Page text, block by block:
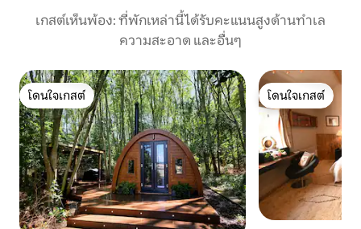
เกสต์เห็นพ้อง: ที่พักเหล่านี้ได้รับคะแนนสูงด้านทำเล
ความสะอาด และอื่นๆ
โดนใจเกสต์
โดนใจเกสต์
โดนใจเกสต์
โดนใจเกสต์